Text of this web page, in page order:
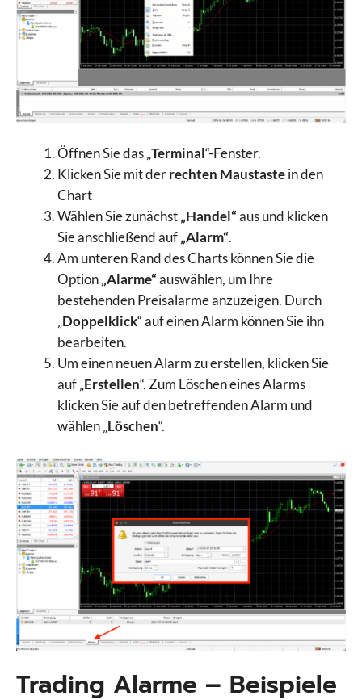
Öffnen Sie das „Terminal“-Fenster.
Klicken Sie mit derrechten Maustastein den
Chart
Wählen Sie zunächst„Handel“aus und klicken
Sie anschließend auf„Alarm“.
Am unteren Rand des Charts können Sie die
Option„Alarme“auswählen, um Ihre
bestehenden Preisalarme anzuzeigen. Durch
„Doppelklick“ auf einen Alarm können Sie ihn
bearbeiten.
Um einen neuen Alarm zu erstellen, klicken Sie
auf „Erstellen“. Zum Löschen eines Alarms
klicken Sie auf den betreffenden Alarm und
wählen „Löschen“.
Trading Alarme – Beispiele